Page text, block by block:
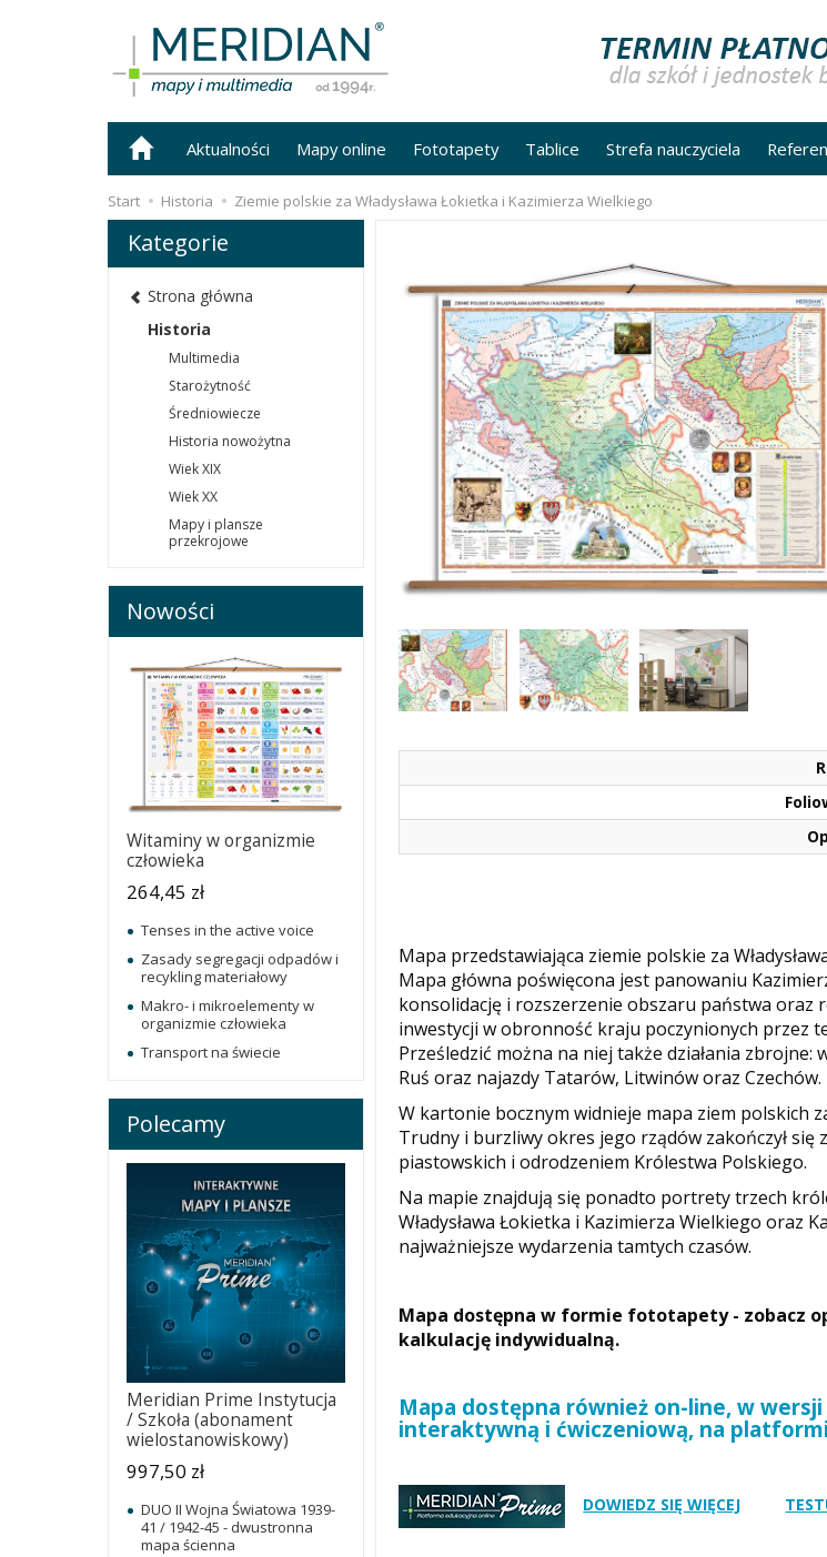
Aktualności Mapy online Fototapety Tablice Strefa nauczyciela
Start Historia Ziemie polskie za Władysława Łokietka i Kazimierza Wielkiego
Mapa przedstawiająca ziemie polskie za
Mapa główna poświęcona jest panowaniu
konsolidację i rozszerzenie obszaru państwa oraz
inwestycji w obronność kraju poczynionych przez
Prześledzić można na niej także działania zbrojne:
Ruś oraz najazdy Tatarów, Litwinów oraz Czechów.
W kartonie bocznym widnieje mapa ziem polskich
Trudny i burzliwy okres jego rządów zakończył się
piastowskich i odrodzeniem Królestwa Polskiego.
Na mapie znajdują się ponadto portrety trzech
Władysława Łokietka i Kazimierza Wielkiego oraz
najważniejsze wydarzenia tamtych czasów.
Mapa dostępna w formie fototapety - zobacz
kalkulację indywidualną.
Mapa dostępna również on-line, w
interaktywną i ćwiczeniową, na
DOWIEDZ SIĘ WIĘCEJ
Kategorie
Strona główna
Historia
Multimedia
Starożytność
Średniowiecze
Historia nowożytna
Wiek XIX
Wiek XX
Mapy i plansze
przekrojowe
Nowości
Witaminy w organizmie
człowieka
264,45 zł
Tenses in the active voice
Zasady segregacji odpadów i
recykling materiałowy
Makro- i mikroelementy w
organizmie człowieka
Transport na świecie
Polecamy
Meridian Prime Instytucja
/ Szkoła (abonament
wielostanowiskowy)
997,50 zł
DUO II Wojna Światowa 1939-
41 / 1942-45 - dwustronna
mapa ścienna